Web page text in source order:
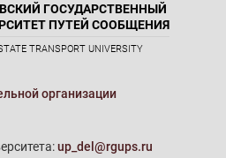
ГОСУДАРСТВЕННЫЙ
ПУТЕЙ СООБЩЕНИЯ
TRANSPORT UNIVERSITY
организации
up_del@rgups.ru